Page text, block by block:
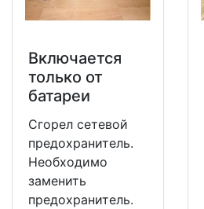
Включается
только от
батареи
Сгорел сетевой
предохранитель.
Необходимо
заменить
предохранитель.